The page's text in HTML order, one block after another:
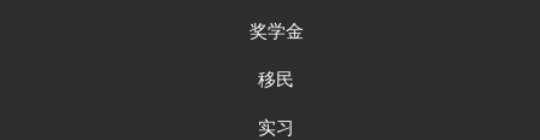
奖学金
移民
实习